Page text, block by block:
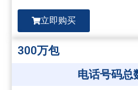
立即购买
300万包
电话号码总